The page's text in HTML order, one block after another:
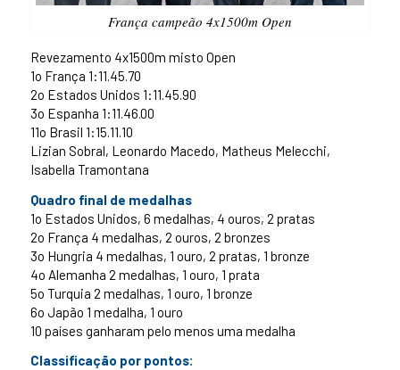
França campeão 4x1500m Open
Revezamento 4x1500m misto Open
1o França 1:11.45.70
2o Estados Unidos 1:11.45.90
3o Espanha 1:11.46.00
11o Brasil 1:15.11.10
Lizian Sobral, Leonardo Macedo, Matheus Melecchi,
Isabella Tramontana
Quadro final de medalhas
1o Estados Unidos, 6 medalhas, 4 ouros, 2 pratas
2o França 4 medalhas, 2 ouros, 2 bronzes
3o Hungria 4 medalhas, 1 ouro, 2 pratas, 1 bronze
4o Alemanha 2 medalhas, 1 ouro, 1 prata
5o Turquia 2 medalhas, 1 ouro, 1 bronze
6o Japão 1 medalha, 1 ouro
10 países ganharam pelo menos uma medalha
Classificação por pontos: